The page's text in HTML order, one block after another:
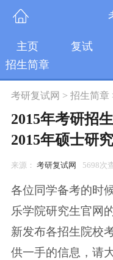
主页 复试
招生简章
考研复试网 > 招生简章
2015年考研招
2015年硕士研
来源： 考研复试网 5698次
各位同学备考的时
乐学院研究生官网
新发布各招生院校
供一手的信息，请